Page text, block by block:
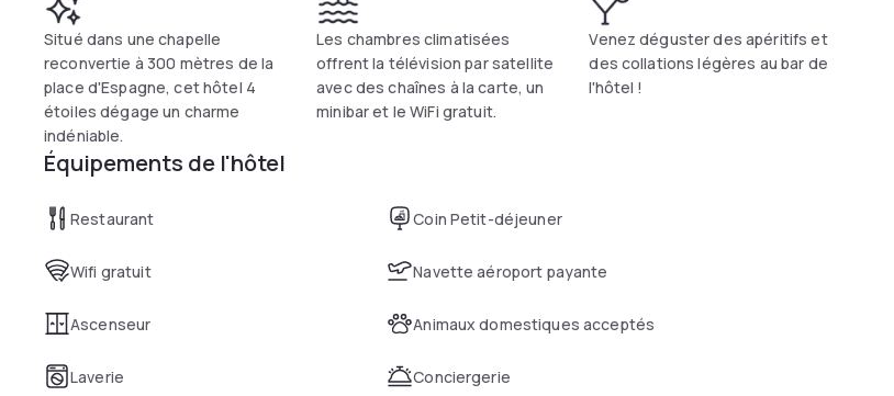
Situé dans une chapelle
reconvertie à 300 mètres de la
place d'Espagne, cet hôtel 4
étoiles dégage un charme
indéniable.
Les chambres climatisées
offrent la télévision par satellite
avec des chaînes à la carte, un
minibar et le WiFi gratuit.
Venez déguster des apéritifs et
des collations légères au bar de
l'hôtel !
Équipements de l'hôtel
Restaurant Coin Petit-déjeuner
Wifi gratuit Navette aéroport payante
Ascenseur Animaux domestiques acceptés
Laverie Conciergerie